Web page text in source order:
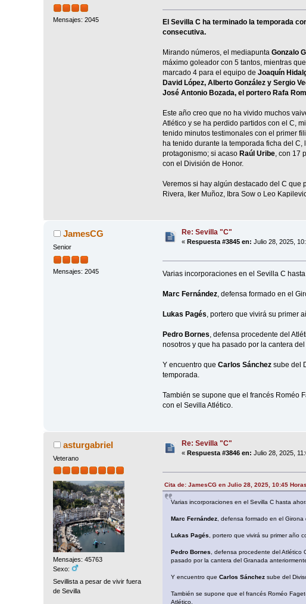
Mensajes: 2045
El Sevilla C ha terminado la temporada
consecutiva.
Mirando números, el mediapunta Gonzalo
máximo goleador con 5 tantos, mientras
marcado 4 para el equipo de Joaquín
David López, Alberto González y Sergio
José Antonio Bozada, el portero Rafa
Este año creo que no ha vivido muchos
Atlético y se ha perdido partidos con el C,
tenido minutos testimonales con el primer
ha tenido durante la temporada ficha del
protagonismo; si acaso Raúl Uribe, con 17
con el División de Honor.
Veremos si hay algún destacado del C
Rivera, Iker Muñoz, Ibra Sow o Leo
JamesCG
Senior
Mensajes: 2045
Re: Sevilla "C"
« Respuesta #3845 en: Julio 28, 2025,
Varias incorporaciones en el Sevilla C hasta
Marc Fernández, defensa formado en el
Lukas Pagés , portero que vivirá su primer
Pedro Bornes , defensa procedente del
nosotros y que ha pasado por la cantera
Y encuentro que Carlos Sánchezsube del
temporada.
También se supone que el francés Roméo
con el Sevilla Atlético.
asturgabriel
Veterano
Mensajes: 45763
Sexo:
Sevillista a pesar de vivir fuera
de Sevilla
Re: Sevilla "C"
«Respuesta #3846 en: Julio 28, 2025,
Cita de: JamesCG en Julio 28, 2025, 10:45 Horas
Varias incorporaciones en el Sevilla C hasta
Marc Fernández, defensa formado en el Girona
Lukas Pagés, portero que vivirá su primer año
Pedro Bornes, defensa procedente del Atlético
pasado por la cantera del Granada
Y encuentro que Carlos Sánchezsube del
También se supone que el francés Roméo
Atlético.